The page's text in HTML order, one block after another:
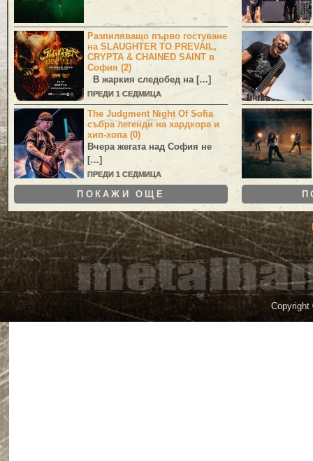
Разпиляващо първо гостуване
на SLAUGHTER TO PREVAIL,
CRYPTA & CHAINED SAINT в
София (2)
В жаркия следобед на […]
ПРЕДИ 1 СЕДМИЦА
The Judgment Night Of Sofia
събра легенди на хардкора и
хип-хопа (0)
Вчера жегата над София не
[…]
ПРЕДИ 1 СЕДМИЦА
ПОКАЖИ ОЩЕ